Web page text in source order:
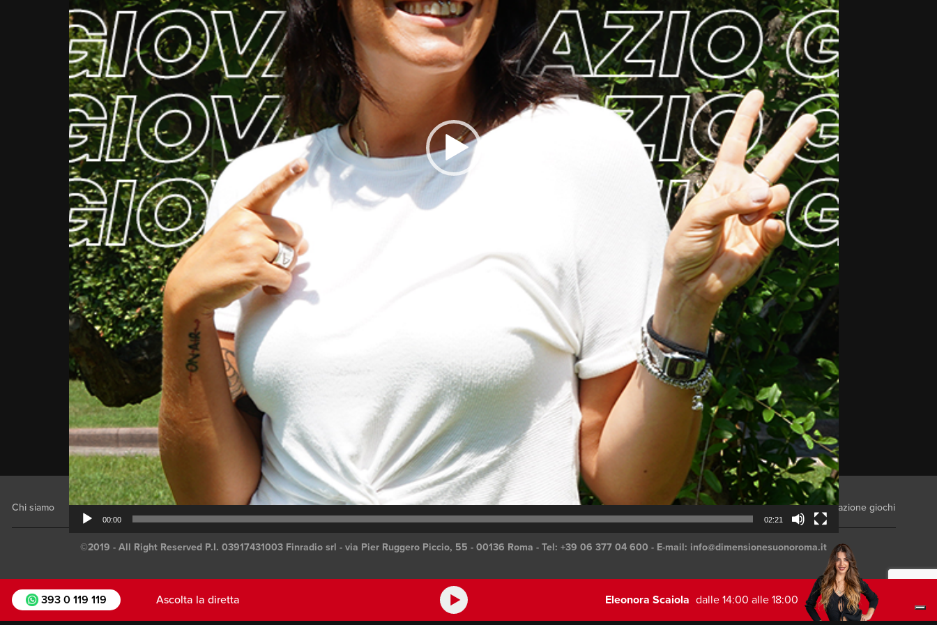
393 0 119 119 Ascolta la diretta Eleonora Scaiola dalle 14:00 alle 18:00
Video
Player
00:00 02:21
LAZIO AI GIOVANI: TEVERE POINT
Chi siamo Staff Job Opportunities Note legali Privacy Policy Cookie Policy Preferenze Cookies Contatti Advertising Modalità partecipazione giochi
©2019 - All Right Reserved P.I. 03917431003 Finradio srl - via Pier Ruggero Piccio, 55 - 00136 Roma - Tel: +39 06 377 04 600 - E-mail: info@dimensionesuonoroma.it